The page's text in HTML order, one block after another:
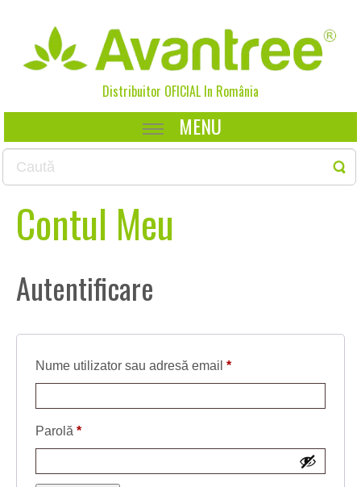
Distribuitor OFICIAL In România
MENU
Contul Meu
Autentificare
Nume utilizator sau adresă email *Obligatoriu
Parolă *Obligatoriu